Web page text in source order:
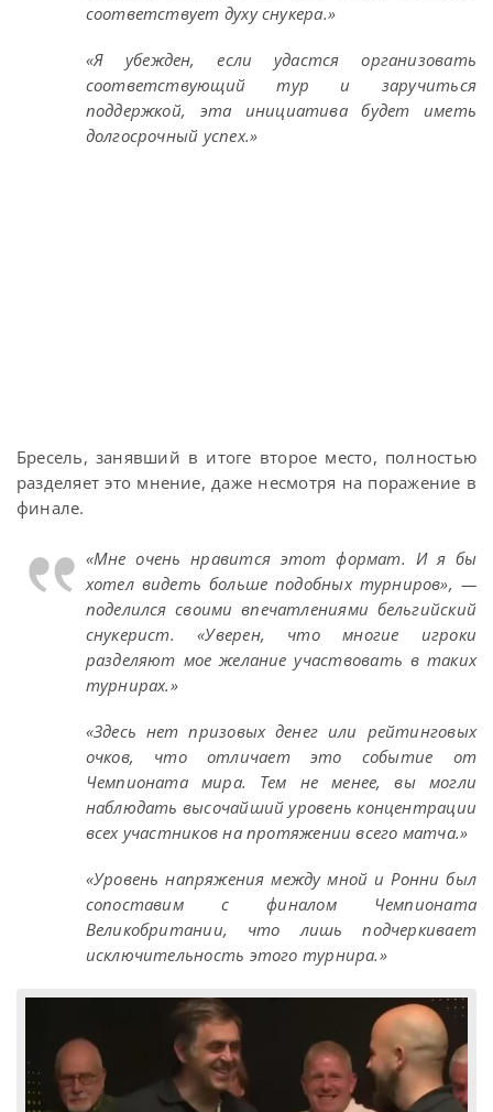
соответствует духу снукера.»
«Я убежден, если удастся организовать
соответствующий тур и заручиться
поддержкой, эта инициатива будет иметь
долгосрочный успех.»
Бресель, занявший в итоге второе место, полностью
разделяет это мнение, даже несмотря на поражение в
финале.
«Мне очень нравится этот формат. И я бы
хотел видеть больше подобных турниров», —
поделился своими впечатлениями бельгийский
снукерист. «Уверен, что многие игроки
разделяют мое желание участвовать в таких
турнирах.»
«Здесь нет призовых денег или рейтинговых
очков, что отличает это событие от
Чемпионата мира. Тем не менее, вы могли
наблюдать высочайший уровень концентрации
всех участников на протяжении всего матча.»
«Уровень напряжения между мной и Ронни был
сопоставим с финалом Чемпионата
Великобритании, что лишь подчеркивает
исключительность этого турнира.»